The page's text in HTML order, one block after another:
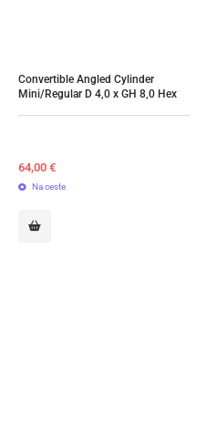
Convertible Angled Cylinder
Mini/Regular D 4,0 x GH 8,0 Hex
64,00 €
Na ceste